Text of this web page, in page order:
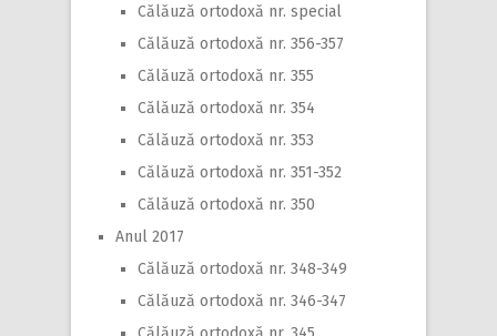
Călăuză ortodoxă nr. special
Călăuză ortodoxă nr. 356-357
Călăuză ortodoxă nr. 355
Călăuză ortodoxă nr. 354
Călăuză ortodoxă nr. 353
Călăuză ortodoxă nr. 351-352
Călăuză ortodoxă nr. 350
Anul 2017
Călăuză ortodoxă nr. 348-349
Călăuză ortodoxă nr. 346-347